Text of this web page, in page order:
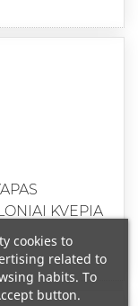
KVEPIA
cookies to
related to
habits. To
button.